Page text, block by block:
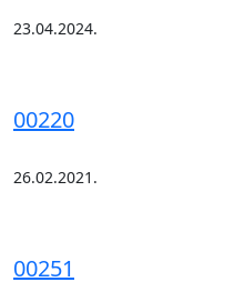
23.04.2024.
00220
26.02.2021.
00251